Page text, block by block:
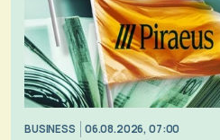
BUSINESS 06.08.2026, 07:00